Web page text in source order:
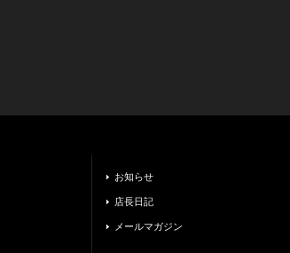
お知らせ
店長日記
メールマガジン